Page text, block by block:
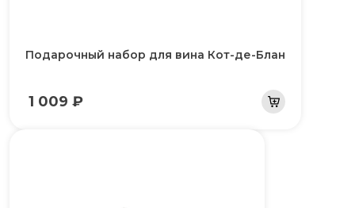
Подарочный набор для вина Кот-де-Блан
1 009 ₽